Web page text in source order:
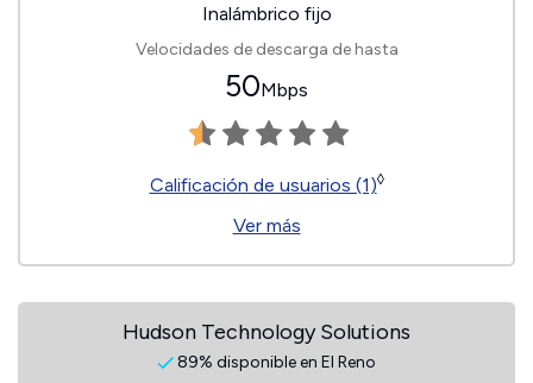
Inalámbrico fijo
Velocidades de descarga de hasta
50Mbps
Calificación de usuarios (1)◊
Ver más
Hudson Technology Solutions
89% disponible en El Reno